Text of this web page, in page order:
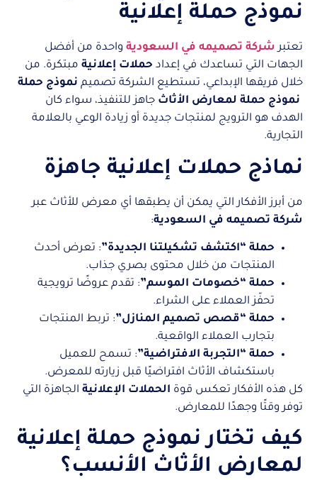
نموذج حملة إعلانية
تعتبر شركة تصميمه في السعودية واحدة من أفضل
الجهات التي تساعدك في إعداد حملات إعلانية مبتكرة. من
خلال فريقها الإبداعي، تستطيع الشركة تصميم نموذج حملة
نموذج حملة لمعارض الأثاث جاهز للتنفيذ، سواء كان
الهدف هو الترويج لمنتجات جديدة أو زيادة الوعي بالعلامة
التجارية.
نماذج حملات إعلانية جاهزة
من أبرز الأفكار التي يمكن أن يطبقها أي معرض للأثاث عبر
شركة تصميمه في السعودية:
حملة “اكتشف تشكيلتنا الجديدة”: تعرض أحدث
المنتجات من خلال محتوى بصري جذاب.
حملة “خصومات الموسم”: تقدم عروضًا ترويجية
تحفّز العملاء على الشراء.
حملة “قصص تصميم المنازل”: تربط المنتجات
بتجارب العملاء الواقعية.
حملة “التجربة الافتراضية”: تسمح للعميل
باستكشاف الأثاث افتراضيًا قبل زيارته للمعرض.
كل هذه الأفكار تعكس قوة الحملات الإعلانية الجاهزة التي
توفر وقتًا وجهدًا للمعارض.
كيف تختار نموذج حملة إعلانية
لمعارض الأثاث الأنسب؟